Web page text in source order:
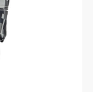
Emerton
Îmbrăcăminte tactică
MULTINORM